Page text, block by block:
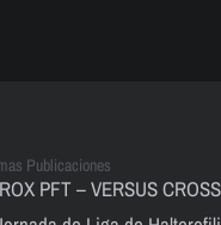
Publicaciones
PFT – VERSUS